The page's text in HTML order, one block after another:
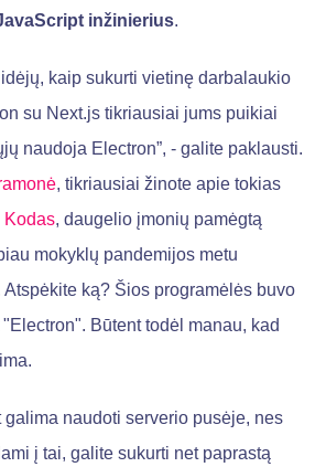
inžinierius.
kaip sukurti vietinę darbalaukio
su Next.js tikriausiai jums puikiai
naudoja Electron”, - galite paklausti.
, tikriausiai žinote apie tokias
Kodas, daugelio įmonių pamėgtą
mokyklų pandemijos metu
ką? Šios programėlės buvo
Būtent todėl manau, kad
galima naudoti serverio pusėje, nes
į tai, galite sukurti net paprastą